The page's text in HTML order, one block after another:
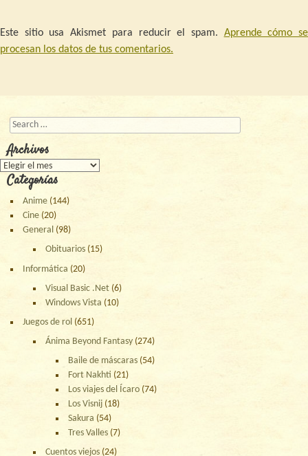
Este sitio usa Akismet para reducir el spam. Aprende cómo se
procesan los datos de tus comentarios.
Buscar
Archivos
Archivos
Categorías
Anime (144)
Cine (20)
General (98)
Obituarios (15)
Informática (20)
Visual Basic .Net (6)
Windows Vista (10)
Juegos de rol (651)
Ánima Beyond Fantasy (274)
Baile de máscaras (54)
Fort Nakhti (21)
Los viajes del Ícaro (74)
Los Visnij (18)
Sakura (54)
Tres Valles (7)
Cuentos viejos (24)